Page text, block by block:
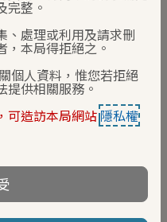
完整。
處理或利用及請求刪
，本局得拒絕之。
個人資料，惟您若拒絕
提供相關服務。
可造訪本局網站 隱私權